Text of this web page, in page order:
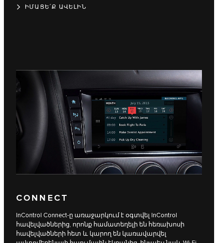
ԻՄԱՑԵ՛Ք ԱՎԵԼԻՆ
CONNECT
InControl Connect-ը առաջարկում է օգտվել InControl
հավելվածներից, որոնք համատեղելի են հեռախոսի
հավելվածների հետ և կարող են կառավարվել